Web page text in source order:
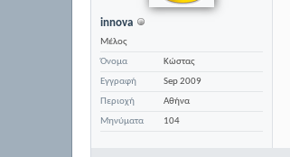
innova
Μέλος
Όνομα
Κώστας
Εγγραφή
Sep 2009
Περιοχή
Αθήνα
Μηνύματα
104